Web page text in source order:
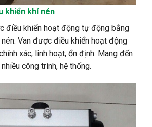
khiển khí nén
điều khiển hoạt động tự động bằng
Van được điều khiển hoạt động
xác, linh hoạt, ổn định. Mang đến
công trình, hệ thống.